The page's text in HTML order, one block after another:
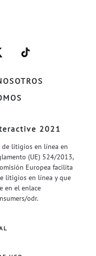
–
WELIFE–
2021
de litigios en línea en
(UE) 524/2013,
Europea facilita
litigios en línea y que
en el enlace
odr.